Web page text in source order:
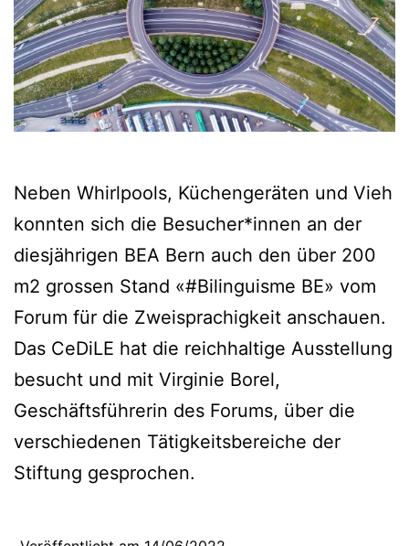
Neben Whirlpools, Küchengeräten und Vieh
konnten sich die Besucher*innen an der
diesjährigen BEA Bern auch den über 200
m2 grossen Stand «#Bilinguisme BE» vom
Forum für die Zweisprachigkeit anschauen.
Das CeDiLE hat die reichhaltige Ausstellung
besucht und mit Virginie Borel,
Geschäftsführerin des Forums, über die
verschiedenen Tätigkeitsbereiche der
Stiftung gesprochen.